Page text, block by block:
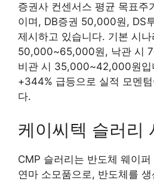
증권사 컨센서스 평균 목표
이며, DB증권 50,000원, DS
제시하고 있습니다. 기본 시나
50,000~65,000원, 낙관 시
비관 시 35,000~42,000원입
+344% 급등으로 실적 모멘
다.
케이씨텍 슬러리
CMP 슬러리는 반도체 웨이
연마 소모품으로, 반도체를